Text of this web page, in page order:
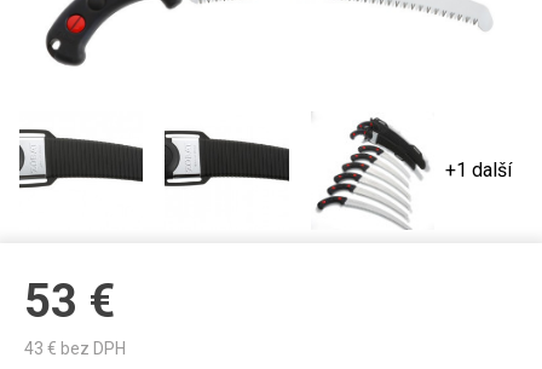
+1 další
53 €
43 € bez DPH